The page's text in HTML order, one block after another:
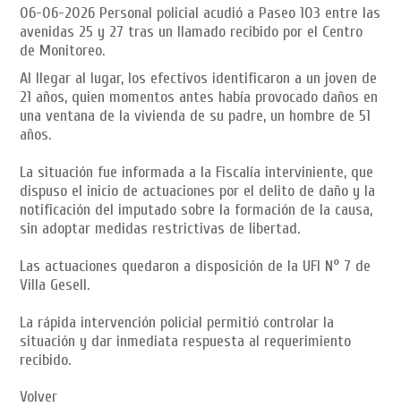
06-06-2026 Personal policial acudió a Paseo 103 entre las
avenidas 25 y 27 tras un llamado recibido por el Centro
de Monitoreo.
Al llegar al lugar, los efectivos identificaron a un joven de
21 años, quien momentos antes había provocado daños en
una ventana de la vivienda de su padre, un hombre de 51
años.
La situación fue informada a la Fiscalía interviniente, que
dispuso el inicio de actuaciones por el delito de daño y la
notificación del imputado sobre la formación de la causa,
sin adoptar medidas restrictivas de libertad.
Las actuaciones quedaron a disposición de la UFI N° 7 de
Villa Gesell.
La rápida intervención policial permitió controlar la
situación y dar inmediata respuesta al requerimiento
recibido.
Volver